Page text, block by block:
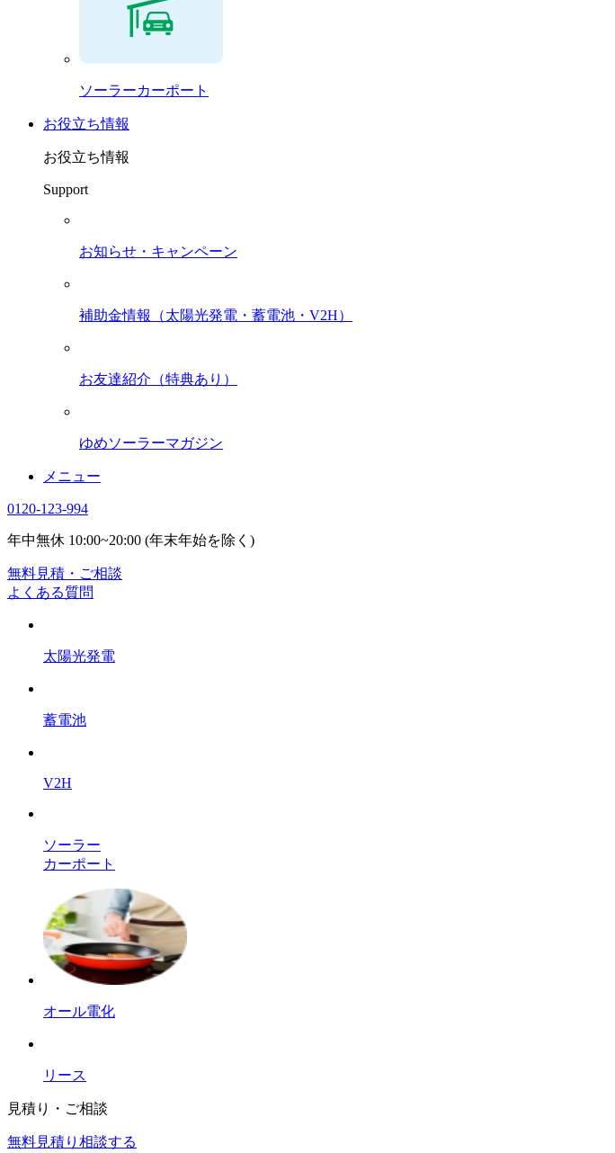
ソーラーカーポート
お役立ち情報
お役立ち情報
Support
お知らせ・キャンペーン
補助金情報（太陽光発電・蓄電池・V2H）
お友達紹介（特典あり）
ゆめソーラーマガジン
メニュー
0120-123-994
年中無休 10:00~20:00 (年末年始を除く)
無料見積・ご相談
よくある質問
太陽光発電
蓄電池
V2H
ソーラー
カーポート
オール電化
リース
見積り・ご相談
無料見積り相談する